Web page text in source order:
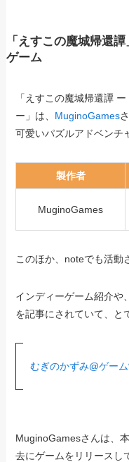
「えすこの魔城帰還
ゲーム
「えすこの魔城帰還譚
ー」は、 MuginoGames
可愛いパズルアドベンチ
製作者
MuginoGames
このほか、noteでも活動
インディーゲーム紹介や
を記事にされていて、と
むぎのかずみ@ゲー
MuginoGamesさんは、
去にゲームをリリースし